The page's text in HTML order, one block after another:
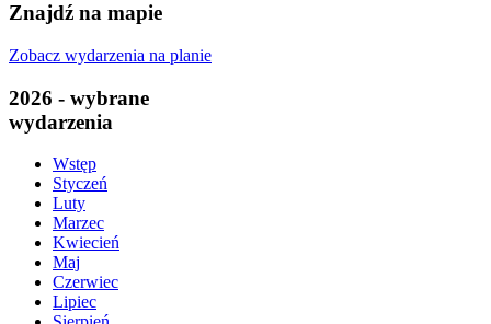
Znajdź na mapie
Zobacz wydarzenia na planie
2026 - wybrane
wydarzenia
Wstęp
Styczeń
Luty
Marzec
Kwiecień
Maj
Czerwiec
Lipiec